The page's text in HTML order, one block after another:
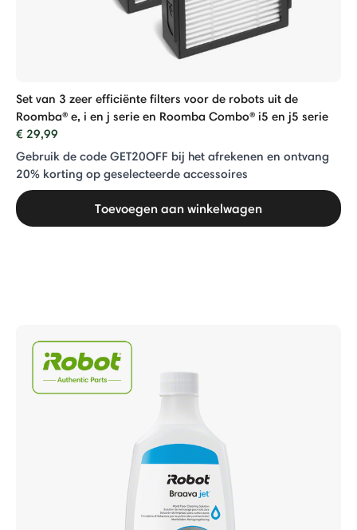
Set van 3 zeer efficiënte filters voor de robots uit de
Roomba® e, i en j serie en Roomba Combo® i5 en j5 serie
€ 29,99
Gebruik de code GET20OFF bij het afrekenen en ontvang
20% ​​korting op geselecteerde accessoires
Toevoegen aan winkelwagen